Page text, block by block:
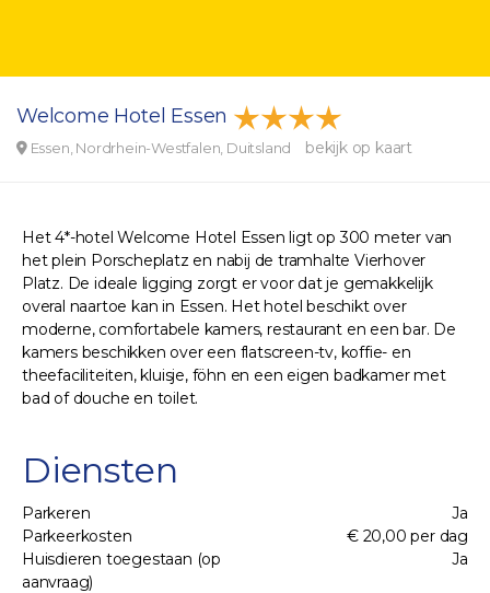
Welcome Hotel Essen
Essen, Nordrhein-Westfalen, Duitsland bekijk op kaart
Het 4*-hotel Welcome Hotel Essen ligt op 300 meter van
het plein Porscheplatz en nabij de tramhalte Vierhover
Platz. De ideale ligging zorgt er voor dat je gemakkelijk
overal naartoe kan in Essen. Het hotel beschikt over
moderne, comfortabele kamers, restaurant en een bar. De
kamers beschikken over een flatscreen-tv, koffie- en
theefaciliteiten, kluisje, föhn en een eigen badkamer met
bad of douche en toilet.
Diensten
Parkeren
Ja
Parkeerkosten
€ 20,00 per dag
Huisdieren toegestaan (op
aanvraag)
Ja